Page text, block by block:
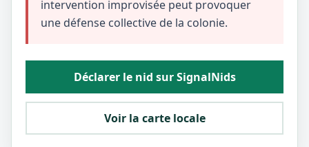
intervention improvisée peut provoquer
une défense collective de la colonie.
Déclarer le nid sur SignalNids
Voir la carte locale